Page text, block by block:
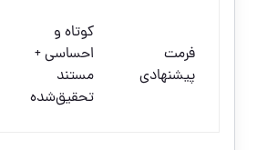
فرمت
پیشنهادی
کوتاه و
احساسی +
مستند
تحقیق‌شده